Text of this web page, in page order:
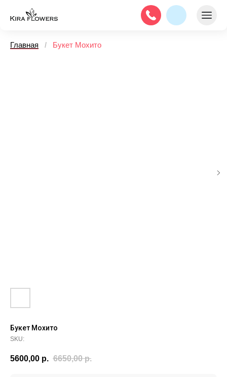
Главная / Букет Мохито
Букет Мохито
SKU:
5600,00 р. 6650,00 р.